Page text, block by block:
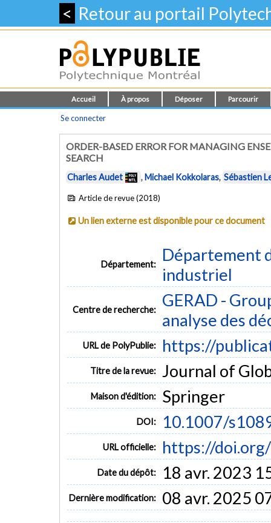
< Retour au portail
Accueil À propos Déposer Parcourir
Se connecter
ORDER-BASED ERROR FOR MANAGING
SEARCH
Charles Audet ,Michael Kokkolaras, Sébastien
Article de revue (2018)
Un lien externe est disponible pour ce document
Département:
Département
industriel
Centre de recherche:
GERAD -
analyse des
URL de PolyPublie: https://
Titre de la revue: Journal of
Maison d'édition: Springer
DOI: 10.1007/
URL officielle: https://
Date du dépôt: 18 avr. 2023
Dernière modification: 08 avr. 2025